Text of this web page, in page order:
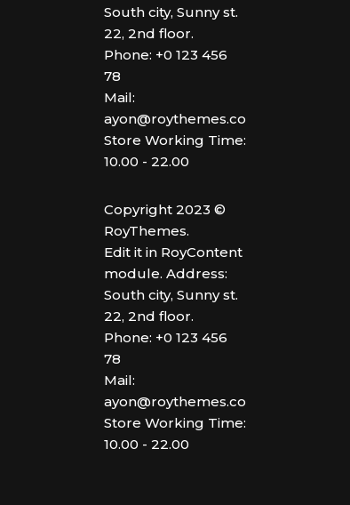
South city, Sunny st.
22, 2nd floor.
Phone: +0 123 456
78
Mail:
ayon@roythemes.com
Store Working Time:
10.00 - 22.00
Copyright 2023 ©
RoyThemes.
Edit it in RoyContent
module. Address:
South city, Sunny st.
22, 2nd floor.
Phone: +0 123 456
78
Mail:
ayon@roythemes.com
Store Working Time:
10.00 - 22.00